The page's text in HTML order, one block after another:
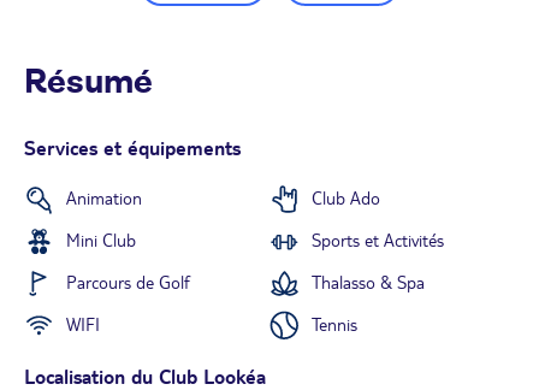
Résumé
Services et équipements
Animation
Club Ado
Mini Club
Sports et Activités
Parcours de Golf
Thalasso & Spa
WIFI
Tennis
Localisation du Club Lookéa